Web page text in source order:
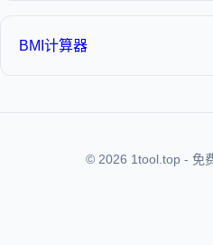
BMI计算器
© 2026 1tool.top - 免